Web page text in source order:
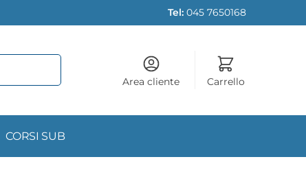
Tel: 045 7650168
Area cliente Carrello
CORSI SUB